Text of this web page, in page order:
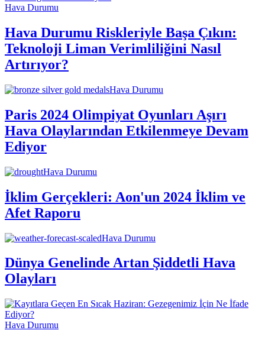
Hava Durumu
Hava Durumu Riskleriyle Başa Çıkın:
Teknoloji Liman Verimliliğini Nasıl
Artırıyor?
Hava Durumu
Paris 2024 Olimpiyat Oyunları Aşırı
Hava Olaylarından Etkilenmeye Devam
Ediyor
Hava Durumu
İklim Gerçekleri: Aon'un 2024 İklim ve
Afet Raporu
Hava Durumu
Dünya Genelinde Artan Şiddetli Hava
Olayları
Hava Durumu